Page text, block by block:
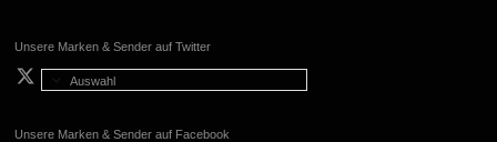
Unsere Marken & Sender auf Twitter
Auswahl
Unsere Marken & Sender auf Facebook